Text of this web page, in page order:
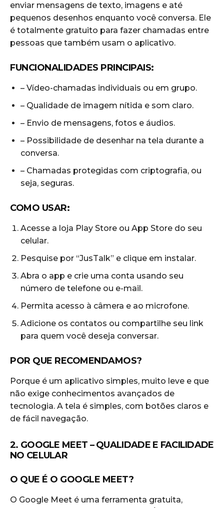
enviar mensagens de texto, imagens e até
pequenos desenhos enquanto você conversa. Ele
é totalmente gratuito para fazer chamadas entre
pessoas que também usam o aplicativo.
FUNCIONALIDADES PRINCIPAIS:
– Vídeo-chamadas individuais ou em grupo.
– Qualidade de imagem nítida e som claro.
– Envio de mensagens, fotos e áudios.
– Possibilidade de desenhar na tela durante a
conversa.
– Chamadas protegidas com criptografia, ou
seja, seguras.
COMO USAR:
Acesse a loja Play Store ou App Store do seu
celular.
Pesquise por “JusTalk” e clique em instalar.
Abra o app e crie uma conta usando seu
número de telefone ou e-mail.
Permita acesso à câmera e ao microfone.
Adicione os contatos ou compartilhe seu link
para quem você deseja conversar.
POR QUE RECOMENDAMOS?
Porque é um aplicativo simples, muito leve e que
não exige conhecimentos avançados de
tecnologia. A tela é simples, com botões claros e
de fácil navegação.
2. GOOGLE MEET – QUALIDADE E FACILIDADE
NO CELULAR
O QUE É O GOOGLE MEET?
O Google Meet é uma ferramenta gratuita,